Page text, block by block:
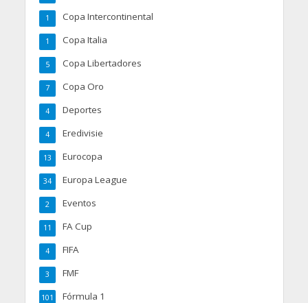
Copa Intercontinental
1
Copa Italia
1
Copa Libertadores
5
Copa Oro
7
Deportes
4
Eredivisie
4
Eurocopa
13
Europa League
34
Eventos
2
FA Cup
11
FIFA
4
FMF
3
Fórmula 1
101